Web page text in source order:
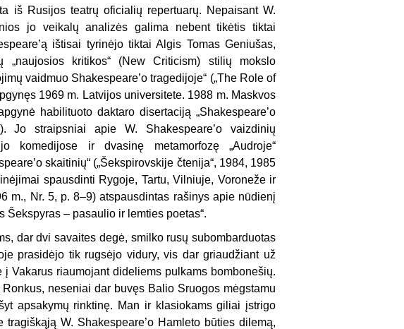
iš Rusijos teatrų oficialių repertuarų. Nepaisant W.
jo veikalų analizės galima nebent tikėtis tiktai
ištisai tyrinėjo tiktai Algis Tomas Geniušas,
„naujosios kritikos“ (New Criticism) stilių mokslo
vaidmuo Shakespeare’o tragedijoje“ („The Role of
1969 m. Latvijos universitete. 1988 m. Maskvos
habilituoto daktaro disertaciją „Shakespeare’o
Jo straipsniai apie W. Shakespeare’o vaizdinių
komedijose ir dvasinę metamorfozę „Audroje“
skaitinių“ („Šekspirovskije čtenija“, 1984, 1985
spausdinti Rygoje, Tartu, Vilniuje, Voroneže ir
m., Nr. 5, p. 8–9) atspausdintas rašinys apie nūdienį
Šekspyras – pasaulio ir lemties poetas“.
dar dvi savaites degė, smilko rusų subombarduotas
prasidėjo tik rugsėjo vidury, vis dar griaudžiant už
Vakarus riaumojant dideliems pulkams bombonešių.
neseniai dar buvęs Balio Sruogos mėgstamu
apsakymų rinktinę. Man ir klasiokams giliai įstrigo
W. Shakespeare’o Hamleto būties dilemą,